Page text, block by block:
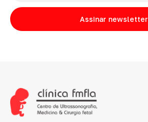
Assinar newsletter